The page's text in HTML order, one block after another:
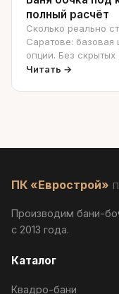
полный расчёт
Сколько реально
Саратове: базовая
опции. Без скрытых
Читать →
ПК «Еврострой»
Производим бани-
с 2013 года.
Каталог
Квадро-бани